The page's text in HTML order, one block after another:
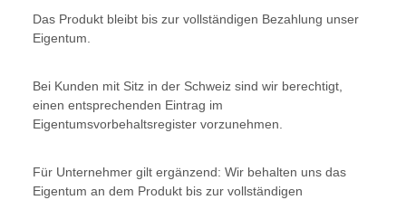
Das Produkt bleibt bis zur vollständigen Bezahlung unser
Eigentum.
Bei Kunden mit Sitz in der Schweiz sind wir berechtigt,
einen entsprechenden Eintrag im
Eigentumsvorbehaltsregister vorzunehmen.
Für Unternehmer gilt ergänzend: Wir behalten uns das
Eigentum an dem Produkt bis zur vollständigen